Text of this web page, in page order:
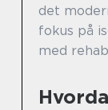
det
fokus på
med